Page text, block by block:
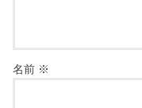
名前 ※